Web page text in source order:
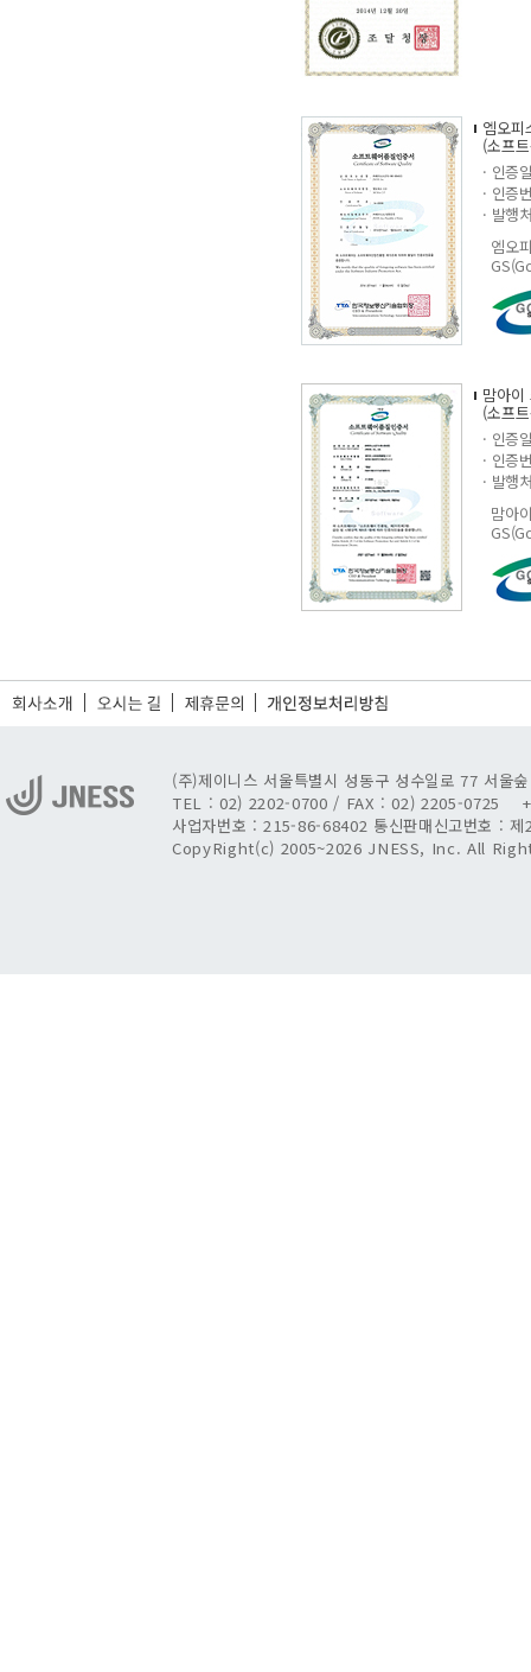
엠오
(소프
· 인증
· 인증
· 발행
엠오
맘아
(소프
· 인증
· 인증
· 발행
맘아
(주)제이니스 서울특별시 성동구 성수일로 77 서울
TEL : 02) 2202-0700 / FAX : 02) 2205-0725
사업자번호 : 215-86-68402 통신판매신고번호 :
CopyRight(c) 2005~2026 JNESS, Inc. All